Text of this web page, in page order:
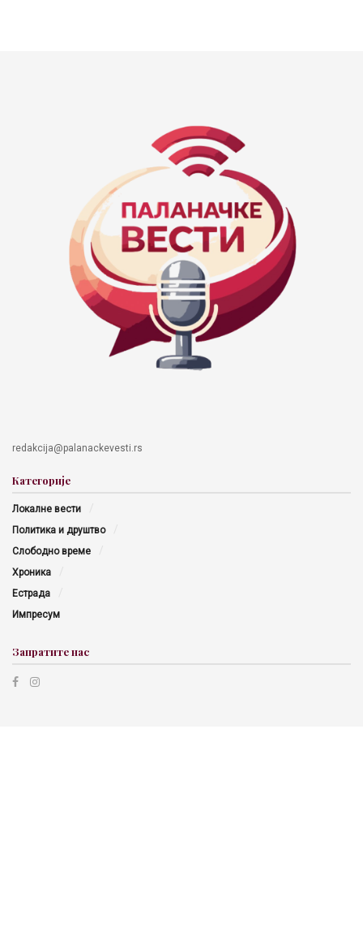
redakcija@palanackevesti.rs
Категорије
Локалне вести
Политика и друштво
Слободно време
Хроника
Естрада
Импресум
Запратите нас